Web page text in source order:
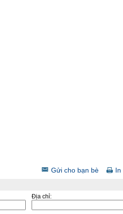
Gửi cho bạn bè In
Địa chỉ: